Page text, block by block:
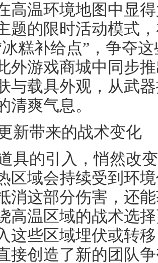
高温环境地图中显
题的限时活动模式
糕补给点”，争夺
外游戏商城中同步
与载具外观，从武
清爽气息。
新带来的战术变化
具的引入，悄然改
区域会持续受到环
消这部分伤害，还
高温区域的战术选
这些区域埋伏或转
接创造了新的团队